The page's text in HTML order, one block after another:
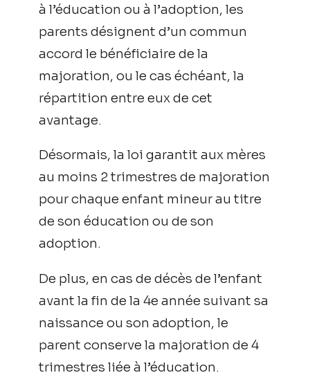
à l’éducation ou à l’adoption, les
parents désignent d’un commun
accord le bénéficiaire de la
majoration, ou le cas échéant, la
répartition entre eux de cet
avantage.
Désormais, la loi garantit aux mères
au moins 2 trimestres de majoration
pour chaque enfant mineur au titre
de son éducation ou de son
adoption.
De plus, en cas de décès de l’enfant
avant la fin de la 4e année suivant sa
naissance ou son adoption, le
parent conserve la majoration de 4
trimestres liée à l’éducation.